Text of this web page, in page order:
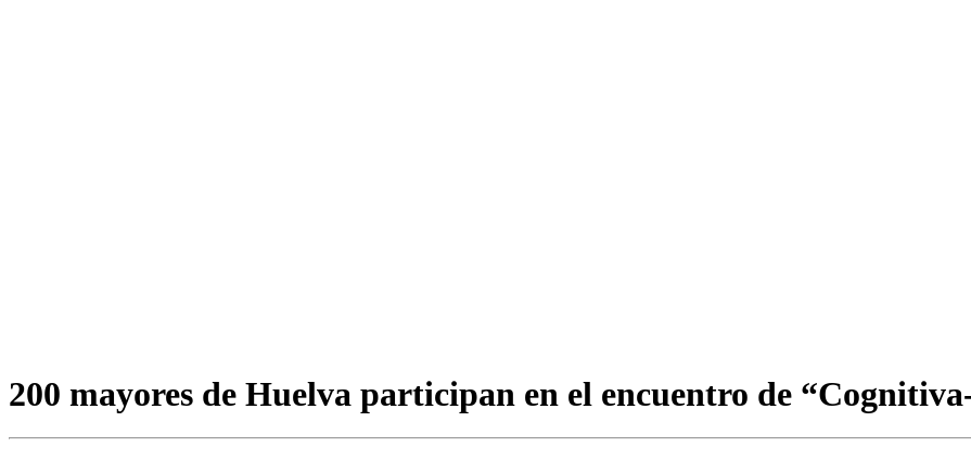
200 mayores de Huelva participan en el encuentro de